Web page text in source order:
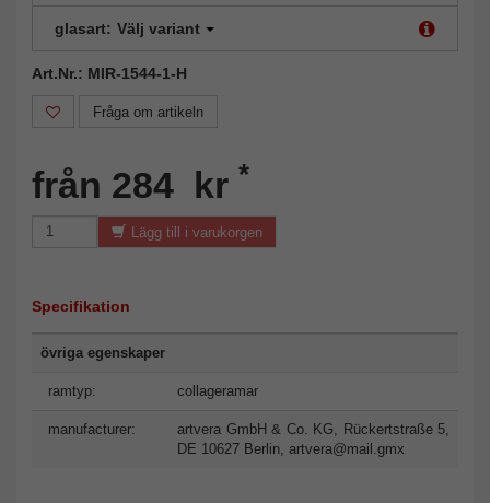
glasart: Välj variant
Art.Nr.: MIR-1544-1-H
Fråga om artikeln
från 284 kr *
Lägg till i varukorgen
Specifikation
övriga egenskaper
ramtyp: collageramar
manufacturer:
artvera GmbH & Co. KG, Rückertstraße 5,
DE 10627 Berlin, artvera@mail.gmx